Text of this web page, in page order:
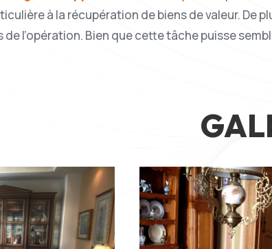
à la récupération de biens de valeur. De
de l’opération. Bien que cette tâche puisse